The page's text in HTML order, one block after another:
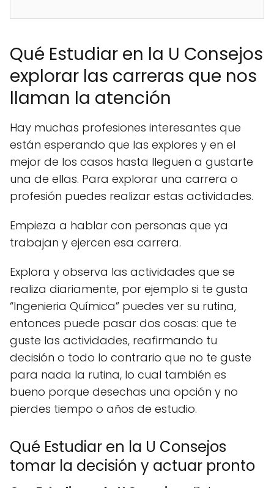
Qué Estudiar en la U Consejos
explorar las carreras que nos
llaman la atención
Hay muchas profesiones interesantes que
están esperando que las explores y en el
mejor de los casos hasta lleguen a gustarte
una de ellas. Para explorar una carrera o
profesión puedes realizar estas actividades.
Empieza a hablar con personas que ya
trabajan y ejercen esa carrera.
Explora y observa las actividades que se
realiza diariamente, por ejemplo si te gusta
“Ingenieria Química” puedes ver su rutina,
entonces puede pasar dos cosas: que te
guste las actividades, reafirmando tu
decisión o todo lo contrario que no te guste
para nada la rutina, lo cual también es
bueno porque desechas una opción y no
pierdes tiempo o años de estudio.
Qué Estudiar en la U Consejos
tomar la decisión y actuar pronto